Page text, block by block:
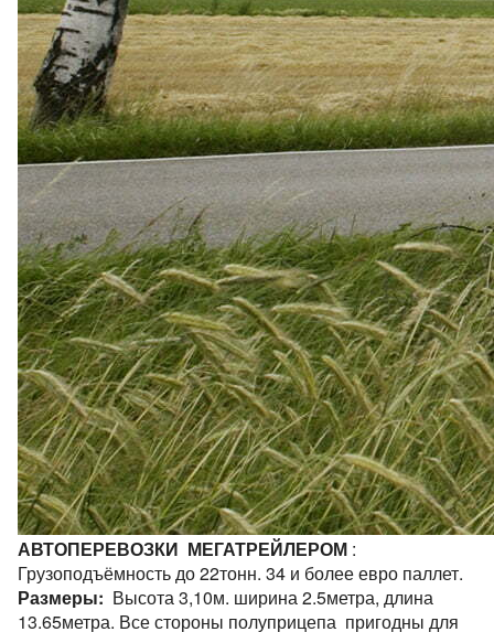
АВТОПЕРЕВОЗКИ МЕГАТРЕЙЛЕРОМ :
Грузоподъёмность до 22тонн. 34 и более евро паллет.
Размеры: Высота 3,10м. ширина 2.5метра, длина
13.65метра. Все стороны полуприцепа пригодны для